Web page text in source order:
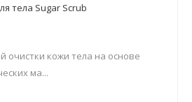
тела Sugar Scrub
очистки кожи тела на основе
ма...